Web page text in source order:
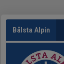
Bålsta Alpin